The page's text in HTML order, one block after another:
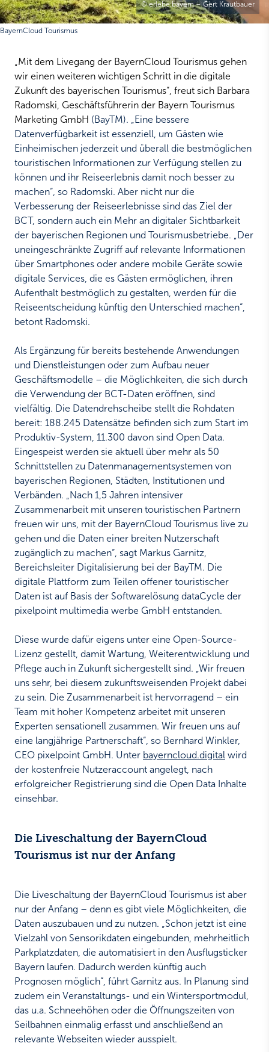
© erlebe.bayern – Gert Krautbauer
BayernCloud Tourismus
„Mit dem Livegang der BayernCloud Tourismus gehen
wir einen weiteren wichtigen Schritt in die digitale
Zukunft des bayerischen Tourismus“, freut sich Barbara
Radomski, Geschäftsführerin der Bayern Tourismus
Marketing GmbH (BayTM). „Eine bessere
Datenverfügbarkeit ist essenziell, um Gästen wie
Einheimischen jederzeit und überall die bestmöglichen
touristischen Informationen zur Verfügung stellen zu
können und ihr Reiseerlebnis damit noch besser zu
machen“, so Radomski. Aber nicht nur die
Verbesserung der Reiseerlebnisse sind das Ziel der
BCT, sondern auch ein Mehr an digitaler Sichtbarkeit
der bayerischen Regionen und Tourismusbetriebe. „Der
uneingeschränkte Zugriff auf relevante Informationen
über Smartphones oder andere mobile Geräte sowie
digitale Services, die es Gästen ermöglichen, ihren
Aufenthalt bestmöglich zu gestalten, werden für die
Reiseentscheidung künftig den Unterschied machen“,
betont Radomski.
Als Ergänzung für bereits bestehende Anwendungen
und Dienstleistungen oder zum Aufbau neuer
Geschäftsmodelle – die Möglichkeiten, die sich durch
die Verwendung der BCT-Daten eröffnen, sind
vielfältig. Die Datendrehscheibe stellt die Rohdaten
bereit: 188.245 Datensätze befinden sich zum Start im
Produktiv-System, 11.300 davon sind Open Data.
Eingespeist werden sie aktuell über mehr als 50
Schnittstellen zu Datenmanagementsystemen von
bayerischen Regionen, Städten, Institutionen und
Verbänden. „Nach 1,5 Jahren intensiver
Zusammenarbeit mit unseren touristischen Partnern
freuen wir uns, mit der BayernCloud Tourismus live zu
gehen und die Daten einer breiten Nutzerschaft
zugänglich zu machen“, sagt Markus Garnitz,
Bereichsleiter Digitalisierung bei der BayTM. Die
digitale Plattform zum Teilen offener touristischer
Daten ist auf Basis der Softwarelösung dataCycle der
pixelpoint multimedia werbe GmbH entstanden.
Diese wurde dafür eigens unter eine Open-Source-
Lizenz gestellt, damit Wartung, Weiterentwicklung und
Pflege auch in Zukunft sichergestellt sind. „Wir freuen
uns sehr, bei diesem zukunftsweisenden Projekt dabei
zu sein. Die Zusammenarbeit ist hervorragend – ein
Team mit hoher Kompetenz arbeitet mit unseren
Experten sensationell zusammen. Wir freuen uns auf
eine langjährige Partnerschaft“, so Bernhard Winkler,
CEO pixelpoint GmbH. Unter bayerncloud.digital wird
der kostenfreie Nutzeraccount angelegt, nach
erfolgreicher Registrierung sind die Open Data Inhalte
einsehbar.
Die Liveschaltung der BayernCloud
Tourismus ist nur der Anfang
Die Liveschaltung der BayernCloud Tourismus ist aber
nur der Anfang – denn es gibt viele Möglichkeiten, die
Daten auszubauen und zu nutzen. „Schon jetzt ist eine
Vielzahl von Sensorikdaten eingebunden, mehrheitlich
Parkplatzdaten, die automatisiert in den Ausflugsticker
Bayern laufen. Dadurch werden künftig auch
Prognosen möglich“, führt Garnitz aus. In Planung sind
zudem ein Veranstaltungs- und ein Wintersportmodul,
das u.a. Schneehöhen oder die Öffnungszeiten von
Seilbahnen einmalig erfasst und anschließend an
relevante Webseiten wieder ausspielt.